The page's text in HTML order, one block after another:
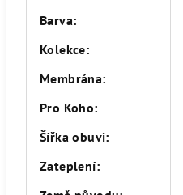
Barva:
Kolekce:
Membrána:
Pro Koho:
Šířka obuvi:
Zateplení: